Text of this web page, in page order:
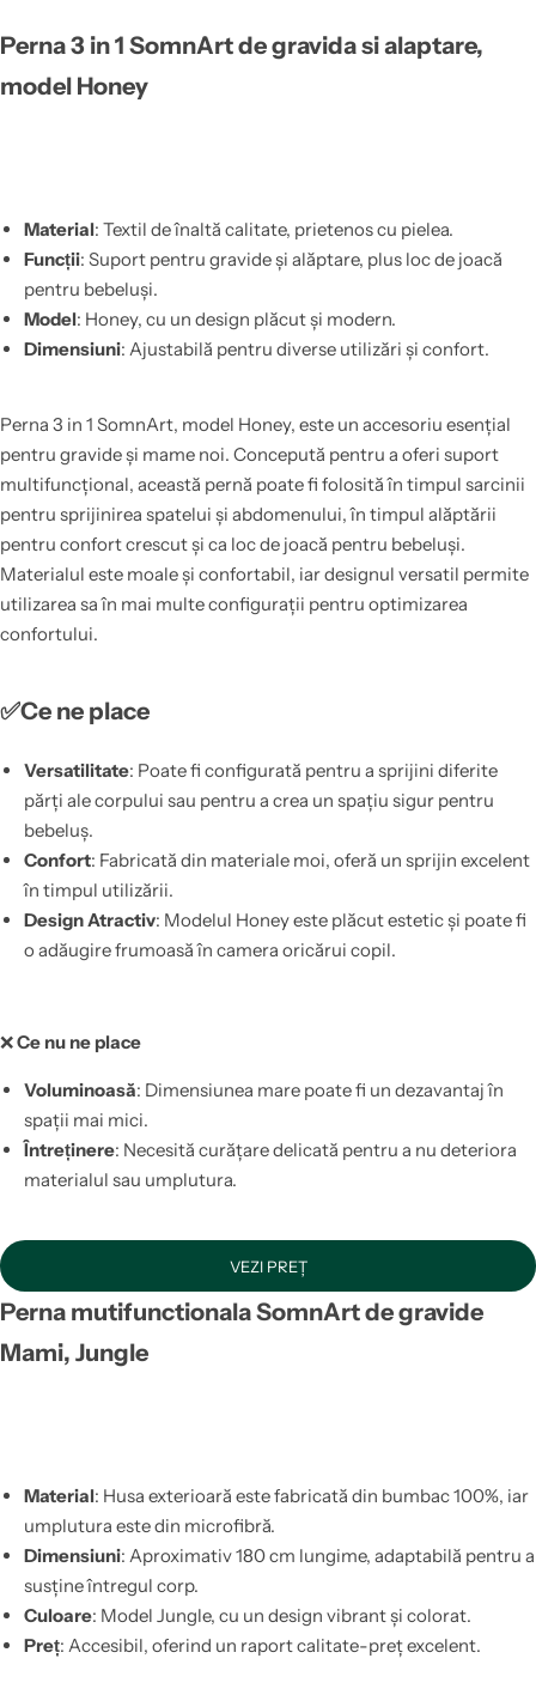
Perna 3 in 1 SomnArt de gravida si alaptare,
model Honey
Material: Textil de înaltă calitate, prietenos cu pielea.
Funcții: Suport pentru gravide și alăptare, plus loc de joacă
pentru bebeluși.
Model: Honey, cu un design plăcut și modern.
Dimensiuni: Ajustabilă pentru diverse utilizări și confort.
Perna 3 in 1 SomnArt, model Honey, este un accesoriu esențial
pentru gravide și mame noi. Concepută pentru a oferi suport
multifuncțional, această pernă poate fi folosită în timpul sarcinii
pentru sprijinirea spatelui și abdomenului, în timpul alăptării
pentru confort crescut și ca loc de joacă pentru bebeluși.
Materialul este moale și confortabil, iar designul versatil permite
utilizarea sa în mai multe configurații pentru optimizarea
confortului.
✅Ce ne place
Versatilitate: Poate fi configurată pentru a sprijini diferite
părți ale corpului sau pentru a crea un spațiu sigur pentru
bebeluș.
Confort: Fabricată din materiale moi, oferă un sprijin excelent
în timpul utilizării.
Design Atractiv: Modelul Honey este plăcut estetic și poate fi
o adăugire frumoasă în camera oricărui copil.
❌Ce nu ne place
Voluminoasă: Dimensiunea mare poate fi un dezavantaj în
spații mai mici.
Întreținere: Necesită curățare delicată pentru a nu deteriora
materialul sau umplutura.
VEZI PREȚ
Perna mutifunctionala SomnArt de gravide
Mami, Jungle
Material: Husa exterioară este fabricată din bumbac 100%, iar
umplutura este din microfibră.
Dimensiuni: Aproximativ 180 cm lungime, adaptabilă pentru a
susține întregul corp.
Culoare: Model Jungle, cu un design vibrant și colorat.
Preț: Accesibil, oferind un raport calitate-preț excelent.